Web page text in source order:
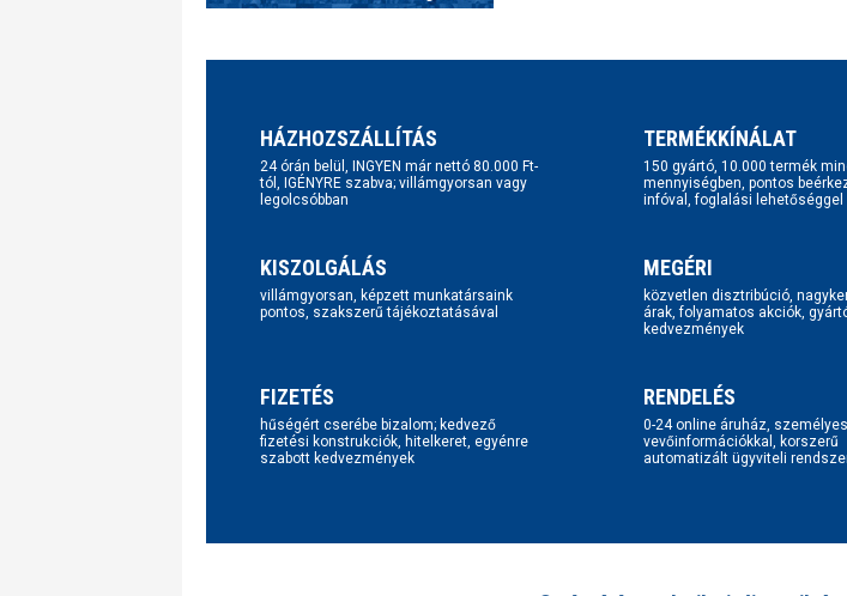
HÁZHOZSZÁLLÍTÁS
24 órán belül, INGYEN már nettó 80.000 Ft-
tól, IGÉNYRE szabva; villámgyorsan vagy
legolcsóbban
TERMÉKKÍNÁLAT
150 gyártó, 10.000 termék
mennyiségben, pontos
infóval, foglalási lehetőséggel
KISZOLGÁLÁS
villámgyorsan, képzett munkatársaink
pontos, szakszerű tájékoztatásával
MEGÉRI
közvetlen disztribúció,
árak, folyamatos akciók,
kedvezmények
FIZETÉS
hűségért cserébe bizalom; kedvező
fizetési konstrukciók, hitelkeret, egyénre
szabott kedvezmények
RENDELÉS
0-24 online áruház, személyes
vevőinformációkkal, korszerű
automatizált ügyviteli